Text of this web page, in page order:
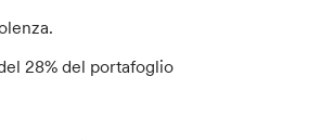
28% del portafoglio